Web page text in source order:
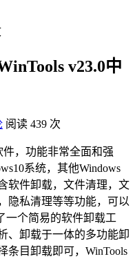
v23.0中
阅读 439 次
件，功能非常全面和强
系统，其他Windows
软件卸载，文件清理，文
隐私清理等等功能，可以
一个简易的软件卸载工
、卸载于一体的多功能卸
条目卸载即可，WinTools